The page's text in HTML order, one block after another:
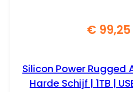
€ 99,25
Silicon Power Rugged
Harde Schijf | 1TB |